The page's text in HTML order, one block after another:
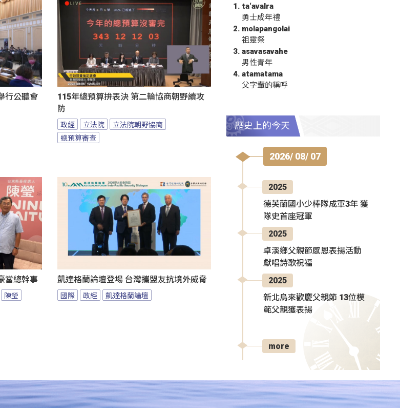
行公聽會
115年總預算拚表決 第二輪協商朝野續攻
防
政經 立法院
立法院朝野協商
總預算審查
當總幹事
陳瑩
凱達格蘭論壇登場 台灣攜盟友抗境外威脅
國際 政經 凱達格蘭論壇
ta‘avalra
勇士成年禮
molapangolai
祖靈祭
asavasavahe
男性青年
atamatama
父字輩的稱呼
歷史上的今天
2026/ 08/ 07
2025
德芙蘭國小少棒隊成軍3年 獲
隊史首座冠軍
2025
卓溪鄉父親節感恩表揚活動
獻唱詩歌祝福
2025
新北烏來歡慶父親節 13位模
範父親獲表揚
more